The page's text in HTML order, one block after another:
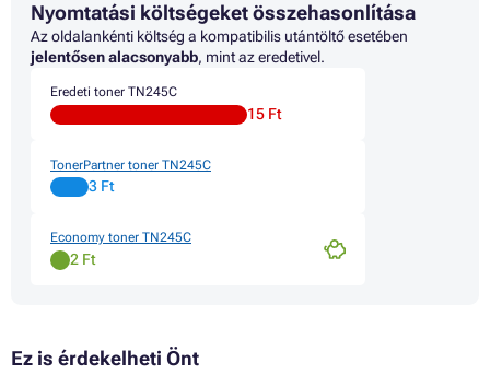
Toner BROTHER MFC-9130CW
Toner BROTHER MFC-9140CDN
Toner BROTHER MFC-9330CDW
Toner BROTHER MFC-9340CDW
Nyomtatási költségeket összehasonlítása
Az oldalankénti költség a kompatibilis utántöltő esetében
jelentősen alacsonyabb, mint az eredetivel.
Eredeti toner TN245C
15 Ft
TonerPartner toner TN245C
3 Ft
Economy toner TN245C
2 Ft
Ez is érdekelheti Önt